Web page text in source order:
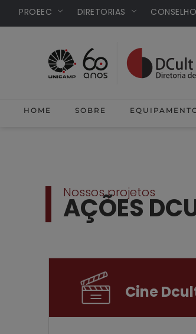
PROEEC DIRETORIAS
HOME SOBRE
Nossos projetos
AÇÕES
Cine